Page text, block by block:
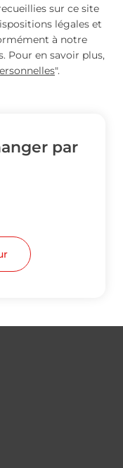
sur ce site
légales et
à notre
Pour en savoir plus,
".
par